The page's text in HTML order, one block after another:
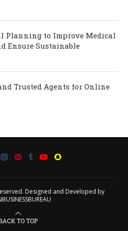
Planning to Improve Medical
Ensure Sustainable
Trusted Agents for Online
Designed and Developed by
TO TOP